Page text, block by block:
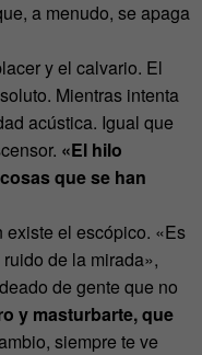
a menudo, se apaga
y el calvario. El
Mientras intenta
acústica. Igual que
«El hilo
que se han
existe el escópico. «Es
de la mirada»,
de gente que no
y masturbarte, que
siempre te ve